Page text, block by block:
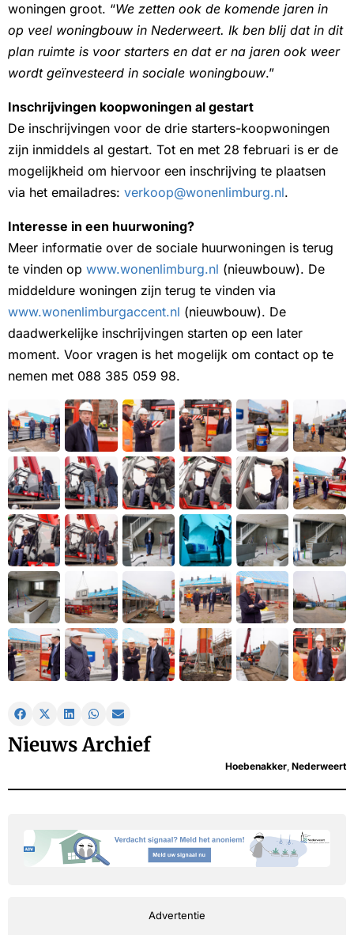
woningen groot. “We zetten ook de komende jaren in
op veel woningbouw in Nederweert. Ik ben blij dat in dit
plan ruimte is voor starters en dat er na jaren ook weer
wordt geïnvesteerd in sociale woningbouw.”
Inschrijvingen koopwoningen al gestart
De inschrijvingen voor de drie starters-koopwoningen
zijn inmiddels al gestart. Tot en met 28 februari is er de
mogelijkheid om hiervoor een inschrijving te plaatsen
via het emailadres: verkoop@wonenlimburg.nl.
Interesse in een huurwoning?
Meer informatie over de sociale huurwoningen is terug
te vinden op www.wonenlimburg.nl (nieuwbouw). De
middeldure woningen zijn terug te vinden via
www.wonenlimburgaccent.nl (nieuwbouw). De
daadwerkelijke inschrijvingen starten op een later
moment. Voor vragen is het mogelijk om contact op te
nemen met 088 385 059 98.
Nieuws Archief
Hoebenakker Nederweert
Advertentie